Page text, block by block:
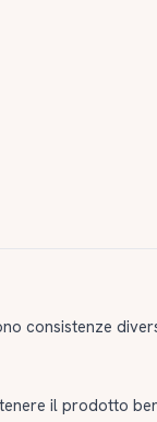
consistenze
il prodotto